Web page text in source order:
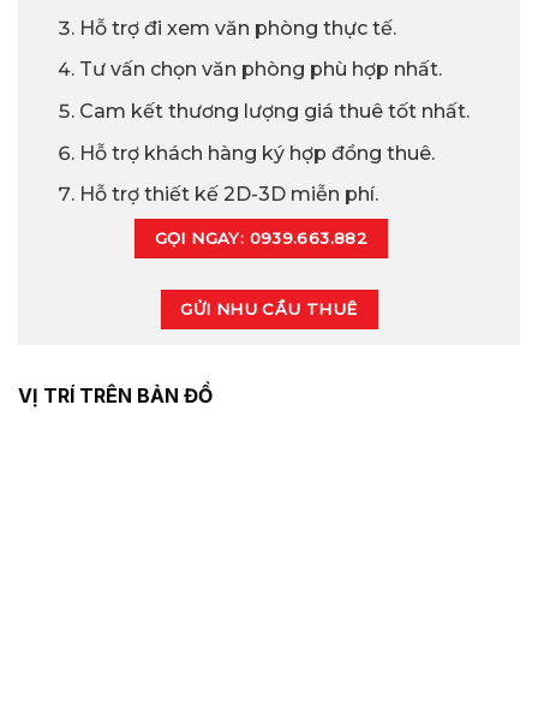
Hỗ trợ đi xem văn phòng thực tế.
Tư vấn chọn văn phòng phù hợp nhất.
Cam kết thương lượng giá thuê tốt nhất.
Hỗ trợ khách hàng ký hợp đồng thuê.
Hỗ trợ thiết kế 2D-3D miễn phí.
GỌI NGAY: 0939.663.882
GỬI NHU CẦU THUÊ
VỊ TRÍ TRÊN BẢN ĐỒ